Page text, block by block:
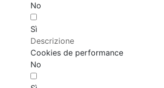
No
Sì
Descrizione
Cookies de performance
No